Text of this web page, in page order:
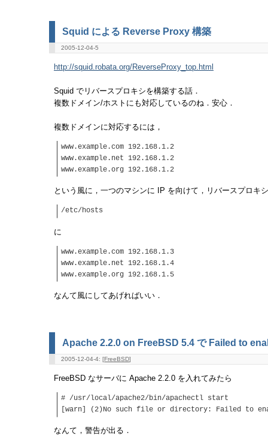
Squid による Reverse Proxy 構築
2005-12-04-5
http://squid.robata.org/ReverseProxy_top.html
Squid でリバースプロキシを構築する話．
複数ドメイン/ホストにも対応しているのね．安心．
複数ドメインに対応するには，
www.example.com 192.168.1.2
www.example.net 192.168.1.2
www.example.org 192.168.1.2
という風に，一つのマシンに IP を向けて，リバースプロキ
/etc/hosts
に
www.example.com 192.168.1.3
www.example.net 192.168.1.4
www.example.org 192.168.1.5
なんて風にしてあげればいい．
Apache 2.2.0 on FreeBSD 5.4 で Failed to
2005-12-04-4: [FreeBSD]
FreeBSD なサーバに Apache 2.2.0 を入れてみたら
# /usr/local/apache2/bin/apachectl start
[warn] (2)No such file or directory: Failed to
なんて，警告が出る．